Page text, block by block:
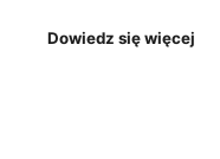
Dowiedz się więcej